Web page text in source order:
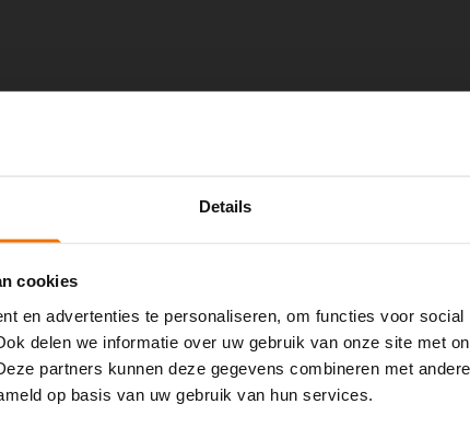
Details
cookies
en advertenties te personaliseren, om functies voor
delen we informatie over uw gebruik van onze site met
partners kunnen deze gegevens combineren met
op basis van uw gebruik van hun services.